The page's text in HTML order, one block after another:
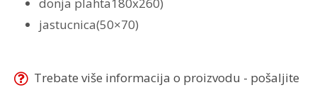
donja plahta180x260)
jastucnica(50×70)
Trebate više informacija o proizvodu - pošaljite